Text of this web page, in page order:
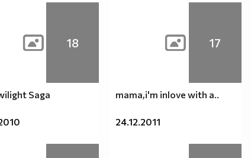
18
Saga
17
mama,i'm inlove with a..
24.12.2011